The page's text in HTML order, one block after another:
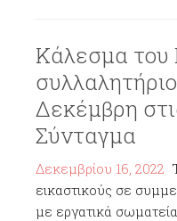
Κάλεσμα του
Δεκέμβρη
Σύνταγμα
Δεκεμβρίου 16, 2022
εικαστικούς σε
με εργατικά